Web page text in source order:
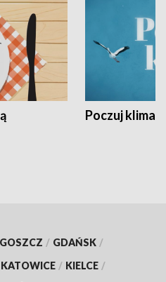
Poczuj klimat
/ GDAŃSK /
KATOWICE / KIELCE /